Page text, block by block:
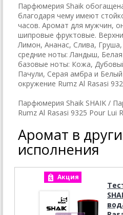
Парфюмерия Shaik
благодаря чему имеют
часов. Аромат для мужчин,
шипровые фруктовые.
Лимон, Ананас, Слива,
средние ноты: Ландыш,
базовые ноты: Кожа,
Пачули, Серая амбра и
окружение Rumz Al Rasasi
Парфюмерия Shaik SHAIK /
Rumz Al Rasasi 9325 Pour Lui
Аромат в
исполнения
Акция